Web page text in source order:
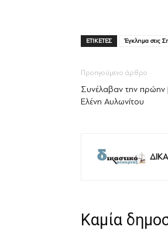
ΕΤΙΚΕΤΕΣ Έγκλημα στις
Προηγούμενο άρθρο
Συνέλαβαν την πρώην
Ελένη Αυλωνίτου
Καμία